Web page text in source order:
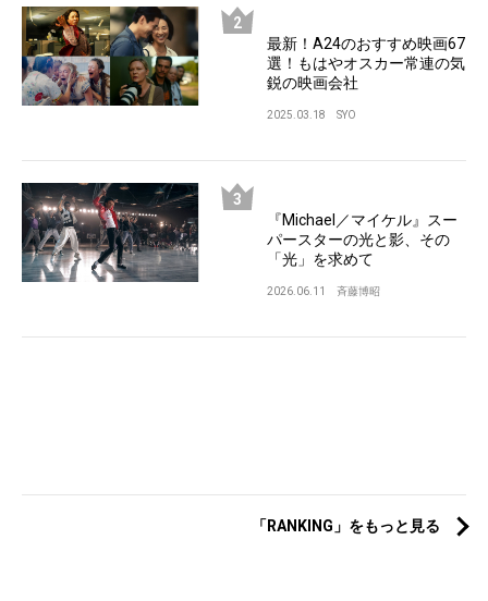
最新！A24のおすすめ映画67
選！もはやオスカー常連の気
鋭の映画会社
2025.03.18 SYO
『Michael／マイケル』スー
パースターの光と影、その
「光」を求めて
2026.06.11 斉藤博昭
「RANKING」をもっと見る